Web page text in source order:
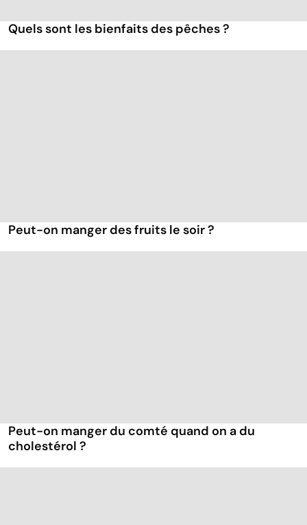
Quels sont les bienfaits des pêches ?
Peut-on manger des fruits le soir ?
Peut-on manger du comté quand on a du
cholestérol ?